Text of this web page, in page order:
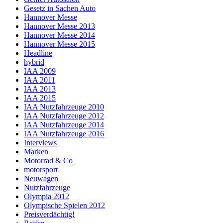
Gesetz in Sachen Auto
Hannover Messe
Hannover Messe 2013
Hannover Messe 2014
Hannover Messe 2015
Headline
hybrid
IAA 2009
IAA 2011
IAA 2013
IAA 2015
IAA Nutzfahrzeuge 2010
IAA Nutzfahrzeuge 2012
IAA Nutzfahrzeuge 2014
IAA Nutzfahrzeuge 2016
Interviews
Marken
Motorrad & Co
motorsport
Neuwagen
Nutzfahrzeuge
Olympia 2012
Olympische Spielen 2012
Preisverdächtig!